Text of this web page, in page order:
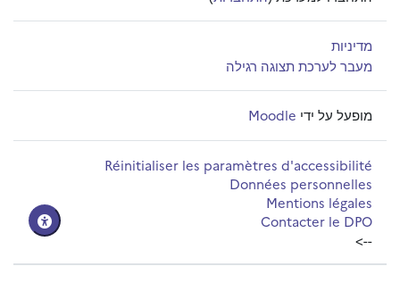
מדיניות
מעבר לערכת תצוגה רגילה
מופעל על ידי Moodle
Réinitialiser les paramètres d'accessibilité
Données personnelles
Mentions légales
Contacter le DPO
-->